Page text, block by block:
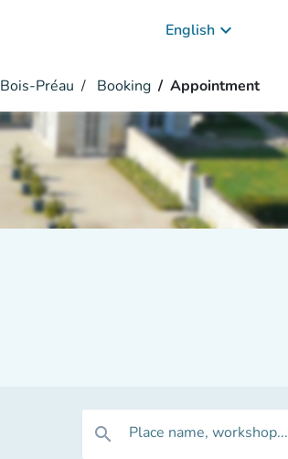
English keyboard_arrow_down
Préau Booking Appointment
search Place name, workshop...